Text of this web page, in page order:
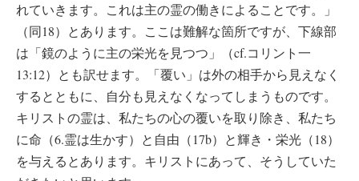
れていきます。これは主の霊の働きによることです。」
（同18）とあります。ここは難解な箇所ですが、下線部
は「鏡のように主の栄光を見つつ」（cf.コリント一
13:12）とも訳せます。「覆い」は外の相手から見えなく
するとともに、自分も見えなくなってしまうものです。
キリストの霊は、私たちの心の覆いを取り除き、私たち
に命（6.霊は生かす）と自由（17b）と輝き・栄光（18）
を与えるとあります。キリストにあって、そうしていた